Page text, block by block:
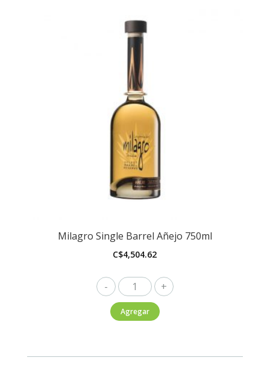
Milagro Single Barrel Añejo 750ml
C$4,504.62
Milagro
Single
Barrel
Agregar